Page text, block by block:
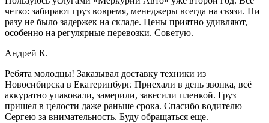
четко: забирают груз вовремя, менеджеры всегда на связи. Ни
разу не было задержек на складе. Цены приятно удивляют,
особенно на регулярные перевозки. Советую.
Андрей К.
Ребята молодцы! Заказывал доставку техники из
Новосибирска в Екатеринбург. Приехали в день звонка, всё
аккуратно упаковали, замерили, завесили пленкой. Груз
пришел в целости даже раньше срока. Спасибо водителю
Сергею за внимательность. Буду обращаться еще.